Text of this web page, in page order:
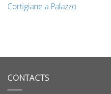
Cortigiane a Palazzo
CONTACTS